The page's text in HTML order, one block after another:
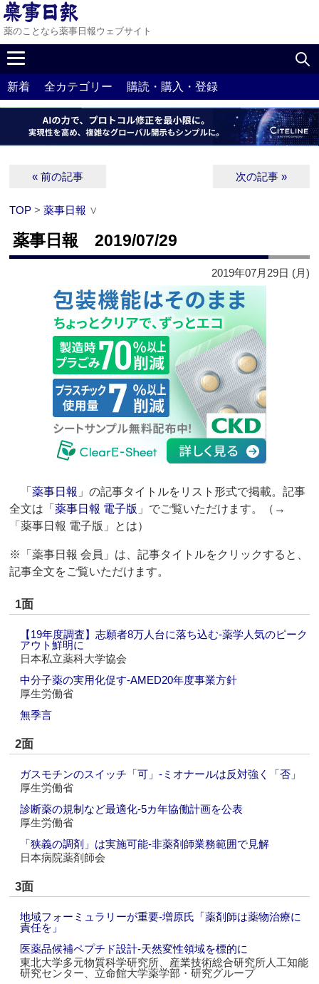
薬のことなら薬事日報ウェブサイト
新着 全カテゴリー 購読・購入・登録
« 前の記事 次の記事 »
TOP >薬事日報 ∨
薬事日報 2019/07/29
2019年07月29日 (月)
「薬事日報 」の記事タイトルをリスト形式で掲載。記事
全文は「薬事日報 電子版 」でご覧いただけます。（→
「薬事日報 電子版」とは）
※「薬事日報 会員」は、記事タイトルをクリックすると、
記事全文をご覧いただけます。
1面
【19年度調査】志願者8万人台に落ち込む‐薬学人気のピーク
アウト鮮明に
日本私立薬科大学協会
中分子薬の実用化促す‐AMED20年度事業方針
厚生労働省
無季言
2面
ガスモチンのスイッチ「可」-ミオナールは反対強く「否」
厚生労働省
診断薬の規制など最適化‐5カ年協働計画を公表
厚生労働省
「狭義の調剤」は実施可能‐非薬剤師業務範囲で見解
日本病院薬剤師会
3面
地域フォーミュラリーが重要‐増原氏「薬剤師は薬物治療に
責任を」
医薬品候補ペプチド設計‐天然変性領域を標的に
東北大学多元物質科学研究所、産業技術総合研究所人工知能
研究センター、立命館大学薬学部・研究グループ